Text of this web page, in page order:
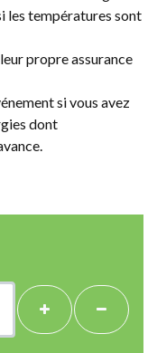
les températures sont
propre assurance
si vous avez
dont